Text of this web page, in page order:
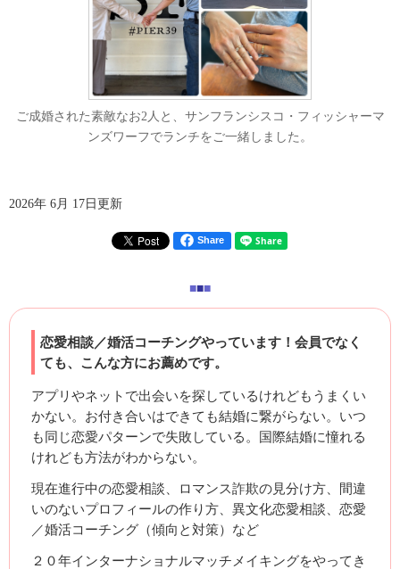
ご成婚された素敵なお2人と、サンフランシスコ・フィッシャーマ
ンズワーフでランチをご一緒しました。
2026年 6月 17日更新
Share
■■■
恋愛相談／婚活コーチングやっています！会員でなく
ても、こんな方にお薦めです。
アプリやネットで出会いを探しているけれどもうまくい
かない。お付き合いはできても結婚に繋がらない。いつ
も同じ恋愛パターンで失敗している。国際結婚に憧れる
けれども方法がわからない。
現在進行中の恋愛相談、ロマンス詐欺の見分け方、間違
いのないプロフィールの作り方、異文化恋愛相談、恋愛
／婚活コーチング（傾向と対策）など
２０年インターナショナルマッチメイキングをやってき